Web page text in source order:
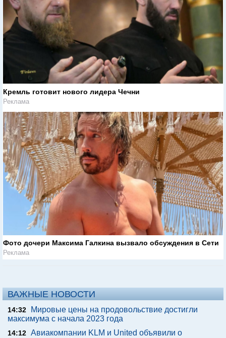
Кремль готовит нового лидера Чечни
Реклама
Фото дочери Максима Галкина вызвало обсуждения в Сети
Реклама
ВАЖНЫЕ НОВОСТИ
14:32
Мировые цены на продовольствие достигли
максимума с начала 2023 года
14:12 Авиакомпании KLM и United объявили о